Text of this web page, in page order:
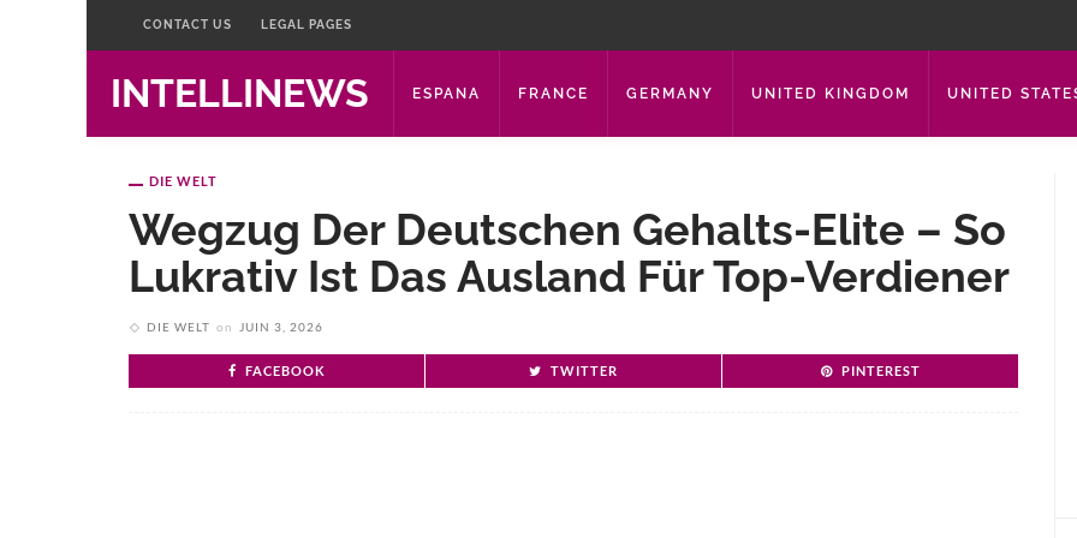
CONTACT US LEGAL PAGES
INTELLINEWS ESPANA FRANCE GERMANY UNITED KINGDOM UNITED
DIE WELT
Wegzug Der Deutschen Gehalts-Elite – So
Lukrativ Ist Das Ausland Für Top-Verdiener
DIE WELT on JUIN 3, 2026
FACEBOOK TWITTER PINTEREST